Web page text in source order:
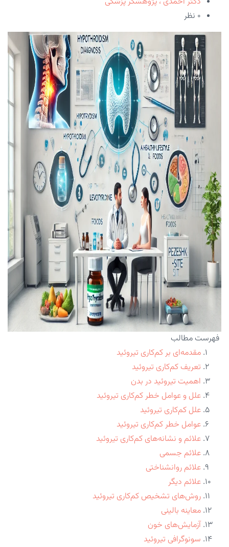
۰ نظر
فهرست مطالب
مقدمه‌ای بر کم‌کاری تیروئید
تعریف کم‌کاری تیروئید
اهمیت تیروئید در بدن
علل و عوامل خطر کم‌کاری تیروئید
علل کم‌کاری تیروئید
عوامل خطر کم‌کاری تیروئید
علائم و نشانه‌های کم‌کاری تیروئید
علائم جسمی
علائم روانشناختی
علائم دیگر
روش‌های تشخیص کم‌کاری تیروئید
معاینه بالینی
آزمایش‌های خون
سونوگرافی تیروئید